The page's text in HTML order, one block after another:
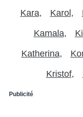
Kara Karol
Kamala
Katherina
Kristof
Publicité